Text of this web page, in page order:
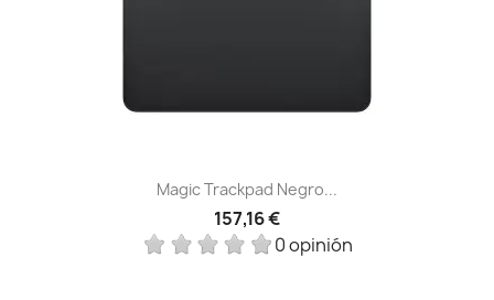
Magic Trackpad Negro...
157,16 €
0 opinión